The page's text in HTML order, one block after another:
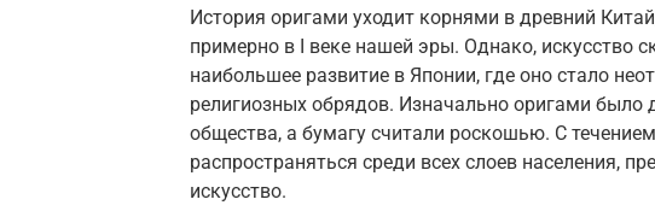
История оригами уходит корнями в древний
примерно в I веке нашей эры. Однако, искусство
наибольшее развитие в Японии, где оно стало
религиозных обрядов. Изначально оригами
общества, а бумагу считали роскошью. С
распространяться среди всех слоев населения,
искусство.